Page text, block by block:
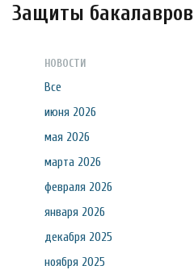
Защиты бакалавров
НОВОСТИ
Все
июня 2026
мая 2026
марта 2026
февраля 2026
января 2026
декабря 2025
ноября 2025